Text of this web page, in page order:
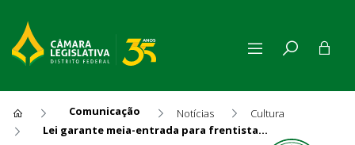
Comunicação Notícias
Cultura
Lei garante meia-entrada para frentistas e rodoviários em eventos no DF